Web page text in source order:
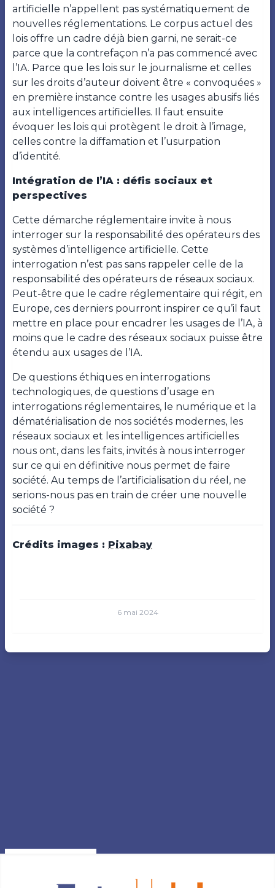
artificielle n’appellent pas systématiquement de
nouvelles réglementations. Le corpus actuel des
lois offre un cadre déjà bien garni, ne serait-ce
parce que la contrefaçon n’a pas commencé avec
l’IA. Parce que les lois sur le journalisme et celles
sur les droits d’auteur doivent être « convoquées »
en première instance contre les usages abusifs liés
aux intelligences artificielles. Il faut ensuite
évoquer les lois qui protègent le droit à l’image,
celles contre la diffamation et l’usurpation
d’identité.
Intégration de l’IA : défis sociaux et
perspectives
Cette démarche réglementaire invite à nous
interroger sur la responsabilité des opérateurs des
systèmes d’intelligence artificielle. Cette
interrogation n’est pas sans rappeler celle de la
responsabilité des opérateurs de réseaux sociaux.
Peut-être que le cadre réglementaire qui régit, en
Europe, ces derniers pourront inspirer ce qu’il faut
mettre en place pour encadrer les usages de l’IA, à
moins que le cadre des réseaux sociaux puisse être
étendu aux usages de l’IA.
De questions éthiques en interrogations
technologiques, de questions d’usage en
interrogations réglementaires, le numérique et la
dématérialisation de nos sociétés modernes, les
réseaux sociaux et les intelligences artificielles
nous ont, dans les faits, invités à nous interroger
sur ce qui en définitive nous permet de faire
société. Au temps de l’artificialisation du réel, ne
serions-nous pas en train de créer une nouvelle
société ?
Crédits images : Pixabay
6 mai 2024